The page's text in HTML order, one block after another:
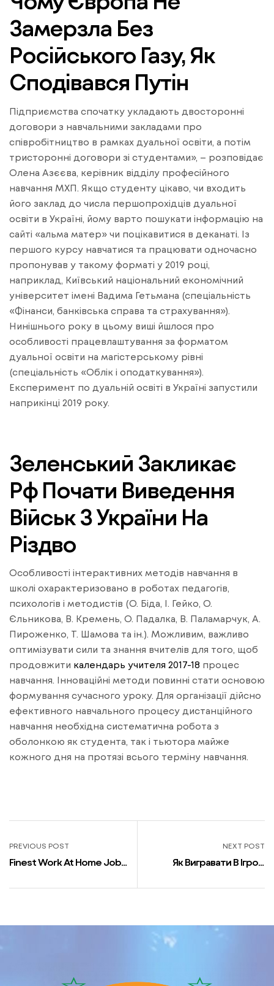
Замерзла Без
Російського Газу, Як
Сподівався Путін
Підприємства спочатку укладають двосторонні
договори з навчальними закладами про
співробітництво в рамках дуальної освіти, а потім
тристоронні договори зі студентами», – розповідає
Олена Азєєва, керівник відділу професійного
навчання МХП. Якщо студенту цікаво, чи входить
його заклад до числа першопрохідців дуальної
освіти в Україні, йому варто пошукати інформацію на
сайті «альма матер» чи поцікавитися в деканаті. Із
першого курсу навчатися та працювати одночасно
пропонував у такому форматі у 2019 році,
наприклад, Київський національний економічний
університет імені Вадима Гетьмана (спеціальність
«Фінанси, банківська справа та страхування»).
Нинішнього року в цьому виші йшлося про
особливості працевлаштування за форматом
дуальної освіти на магістерському рівні
(спеціальність «Облік і оподаткування»).
Експеримент по дуальній освіті в Україні запустили
наприкінці 2019 року.
Зеленський Закликає
Рф Почати Виведення
Військ З України На
Різдво
Особливості інтерактивних методів навчання в
школі охарактеризовано в роботах педагогів,
психологів і методистів (О. Біда, І. Гейко, О.
Єльникова, В. Кремень, О. Падалка, В. Паламарчук, А.
Пироженко, Т. Шамова та ін.). Можливим, важливо
оптимізувати сили та знання вчителів для того, щоб
продовжити календарь учителя 2017-18 процес
навчання. Інноваційні методи повинні стати основою
формування сучасного уроку. Для організації дійсно
ефективного навчального процесу дистанційного
навчання необхідна систематична робота з
оболонкою як студента, так і тьютора майже
кожного дня на протязі всього терміну навчання.
PREVIOUS POST
Finest Work At Home Jobs
Builders
NEXT POST
Як Вигравати В Ігрові
Схеми, Секрети